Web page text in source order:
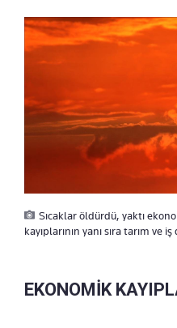
Sıcaklar öldürdü, yaktı
kayıplarının yanı sıra tarım ve
EKONOMİK